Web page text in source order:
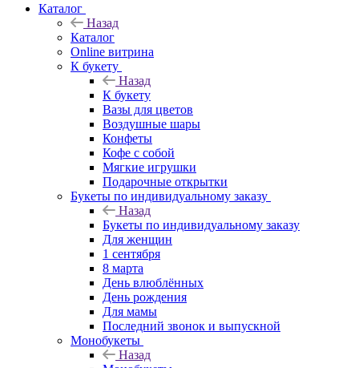
Каталог
Назад
Каталог
Online витрина
К букету
Назад
К букету
Вазы для цветов
Воздушные шары
Конфеты
Кофе с собой
Мягкие игрушки
Подарочные открытки
Букеты по индивидуальному заказу
Назад
Букеты по индивидуальному заказу
Для женщин
1 сентября
8 марта
День влюблённых
День рождения
Для мамы
Последний звонок и выпускной
Монобукеты
Назад